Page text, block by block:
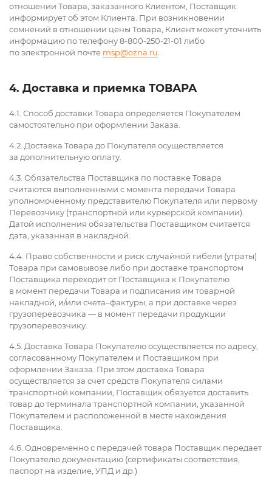
отношении Товара, заказанного Клиентом, Поставщик
информирует об этом Клиента. При возникновении
сомнений в отношении цены Товара, Клиент может уточнить
информацию по телефону 8-800-250-21-01 либо
по электронной почте msp@ozna.ru
4. Доставка и приемка ТОВАРА
4.1. Способ доставки Товара определяется Покупателем
самостоятельно при оформлении Заказа.
4.2. Доставка Товара до Покупателя осуществляется
за дополнительную оплату.
4.3. Обязательства Поставщика по поставке Товара
считаются выполненными с момента передачи Товара
уполномоченному представителю Покупателя или первому
Перевозчику (транспортной или курьерской компании).
Датой исполнения обязательства Поставщиком считается
дата, указанная в накладной.
4.4. Право собственности и риск случайной гибели (утраты)
Товара при самовывозе либо при доставке транспортом
Поставщика переходит от Поставщика к Покупателю
в момент передачи Товара и подписания им товарной
накладной, и/или счета–фактуры, а при доставке через
грузоперевозчика — в момент передачи продукции
грузоперевозчику.
4.5. Доставка Товара Покупателю осуществляется по адресу,
согласованному Покупателем и Поставщиком при
оформлении Заказа. При этом доставка Товара
осуществляется за счет средств Покупателя силами
транспортной компании, Поставщик обязуется доставить
товар до терминала транспортной компании, указанной
Покупателем и расположенной в месте нахождения
Поставщика.
4.6. Одновременно с передачей товара Поставщик передает
Покупателю документацию (сертификаты соответствия,
паспорт на изделие, УПД и др.)